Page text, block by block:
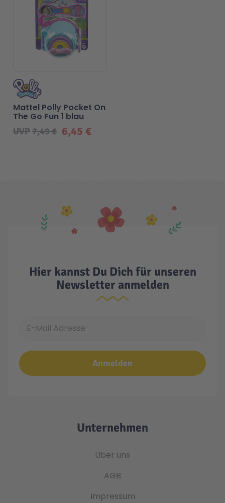
Malen & Zeichnen
Marvel™ Super Heroes
Minecraft™
Minifiguren
NINJAGO®
Super Mario
Knights
NOVELMORE
Sports Action
VW
6,45 €
UVP7,49 €
Mattel Polly Pocket On
The Go Fun 1 blau
Hier kannst Du Dich für unseren
Newsletter anmelden
Anmelden
Unternehmen
Über uns
AGB
Impressum